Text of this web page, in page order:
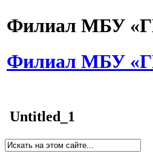
Филиал МБУ
Филиал МБУ
Untitled_1